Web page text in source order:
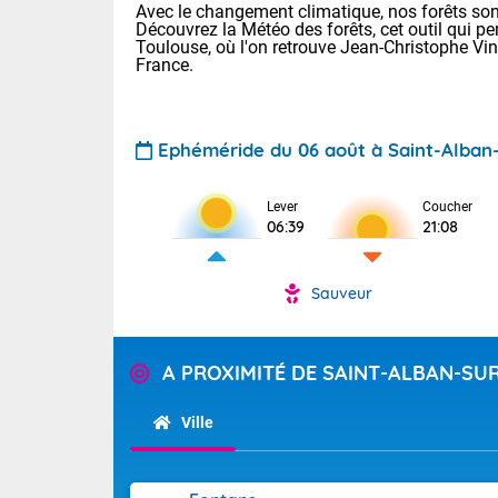
Pour la
Tendance
Avec le changement climatique, nos forêts
Découvrez la Météo des forêts, cet outil qui
Toulouse, où l'on retrouve Jean-Christophe
France.
Ephéméride du 06 août à Saint-
Lever
06:39
Coucher
21:08
Sauveur
A PROXIMITÉ DE SAINT-ALBAN-
Ville
Voici les
28 Lyon :
: 27 Nancy :
31 Lille : 26
Demain :
Calme,
alors que la